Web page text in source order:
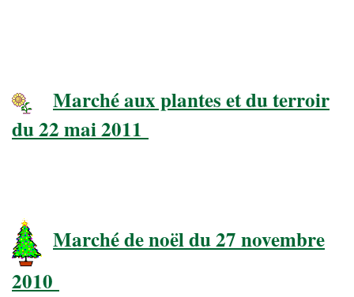
Marché aux plantes et du terroir
du 22 mai 2011
Marché de noël du 27 novembre
2010